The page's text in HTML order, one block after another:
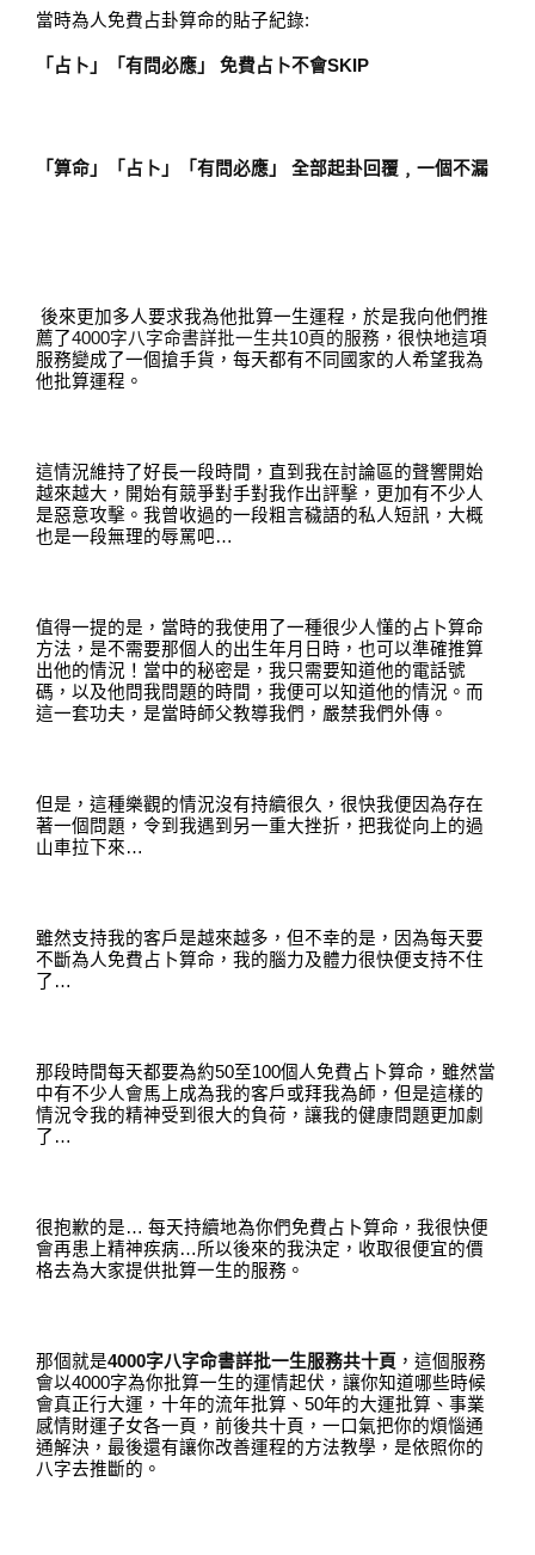
當時為人免費占卦算命的貼子紀錄:
「占卜」「有問必應」 免費占卜不會SKIP
「算命」「占卜」「有問必應」 全部起卦回覆﹐一個不漏
後來更加多人要求我為他批算一生運程 ， 於是我向他們推
薦了4000字八字命書詳批一生共10頁的服務 ， 很快地這項
服務變成了一個搶手貨 ， 每天都有不同國家的人希望我為
他批算運程 。
這情況維持了好長一段時間 ， 直到我在討論區的聲響開始
越來越大 ， 開始有競爭對手對我作出評擊 ， 更加有不少人
是惡意攻擊 。 我曾收過的一段粗言穢語的私人短訊 ， 大概
也是一段無理的辱罵吧…
值得一提的是 ， 當時的我使用了一種很少人懂的占卜算命
方法 ， 是不需要那個人的出生年月日時，也可以準確推算
出他的情況 ！ 當中的秘密是 ， 我只需要知道他的電話號
碼 ， 以及他問我問題的時間 ， 我便可以知道他的情況 。 而
這一套功夫 ， 是當時師父教導我們 ， 嚴禁我們外傳 。
但是 ， 這種樂觀的情況沒有持續很久 ， 很快我便因為存在
著一個問題 ， 令到我遇到另一重大挫折 ， 把我從向上的過
山車拉下來…
雖然支持我的客戶是越來越多 ， 但不幸的是 ， 因為每天要
不斷為人免費占卜算命 ， 我的腦力及體力很快便支持不住
了 …
那段時間每天都要為約50至100個人免費占卜算命 ， 雖然當
中有不少人會馬上成為我的客戶或拜我為師 ， 但是這樣的
情況令我的精神受到很大的負荷 ， 讓我的健康問題更加劇
了 …
很抱歉的是… 每天持續地為你們免費占卜算命 ， 我很快便
會再患上精神疾病…所以後來的我決定 ， 收取很便宜的價
格去為大家提供批算一生的服務 。
那個就是4000字八字命書詳批一生服務共十頁 ， 這個服務
會以4000字為你批算一生的運情起伏 ， 讓你知道哪些時候
會真正行大運 ， 十年的流年批算 、 50年的大運批算 、 事業
感情財運子女各一頁 ， 前後共十頁 ， 一口氣把你的煩惱通
通解決 ， 最後還有讓你改善運程的方法教學 ， 是依照你的
八字去推斷的 。